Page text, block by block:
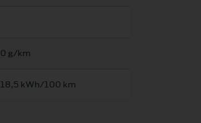
0 g/km
18,5 kWh/100 km